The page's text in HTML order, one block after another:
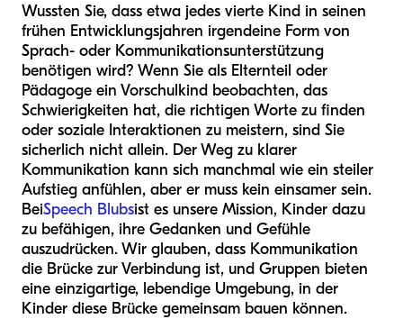
Wussten Sie, dass etwa jedes vierte Kind in seinen
frühen Entwicklungsjahren irgendeine Form von
Sprach- oder Kommunikationsunterstützung
benötigen wird? Wenn Sie als Elternteil oder
Pädagoge ein Vorschulkind beobachten, das
Schwierigkeiten hat, die richtigen Worte zu finden
oder soziale Interaktionen zu meistern, sind Sie
sicherlich nicht allein. Der Weg zu klarer
Kommunikation kann sich manchmal wie ein steiler
Aufstieg anfühlen, aber er muss kein einsamer sein.
BeiSpeech Blubsist es unsere Mission, Kinder dazu
zu befähigen, ihre Gedanken und Gefühle
auszudrücken. Wir glauben, dass Kommunikation
die Brücke zur Verbindung ist, und Gruppen bieten
eine einzigartige, lebendige Umgebung, in der
Kinder diese Brücke gemeinsam bauen können.